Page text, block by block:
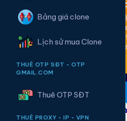
Bảng giá clone
Lịch sử mua Clone
THUÊ OTP SĐT - OTP
GMAIL.COM
Thuê OTP SĐT
THUÊ PROXY - IP - VPN
2. Thuê
Cung cấp dịch vụ cho
(SĐT) để nhận mã OTP
Facebook, Google,
bảo mật, giá rẻ, nhận